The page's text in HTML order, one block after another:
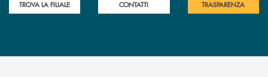
TROVA LA FILIALE CONTATTI TRASPARENZA